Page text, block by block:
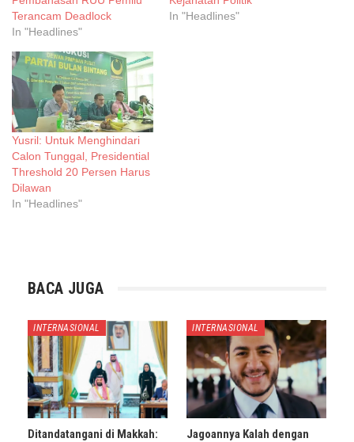
Terancam Deadlock
In "Headlines"
In "Headlines"
Yusril: Untuk Menghindari
Calon Tunggal, Presidential
Threshold 20 Persen Harus
Dilawan
In "Headlines"
BACA JUGA
INTERNASIONAL
Ditandatangani di Makkah:
INTERNASIONAL
Jagoannya Kalah dengan